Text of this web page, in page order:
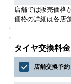
店舗では販売価格
価格の詳細は各店
タイヤ交換料金
店舗交換予約